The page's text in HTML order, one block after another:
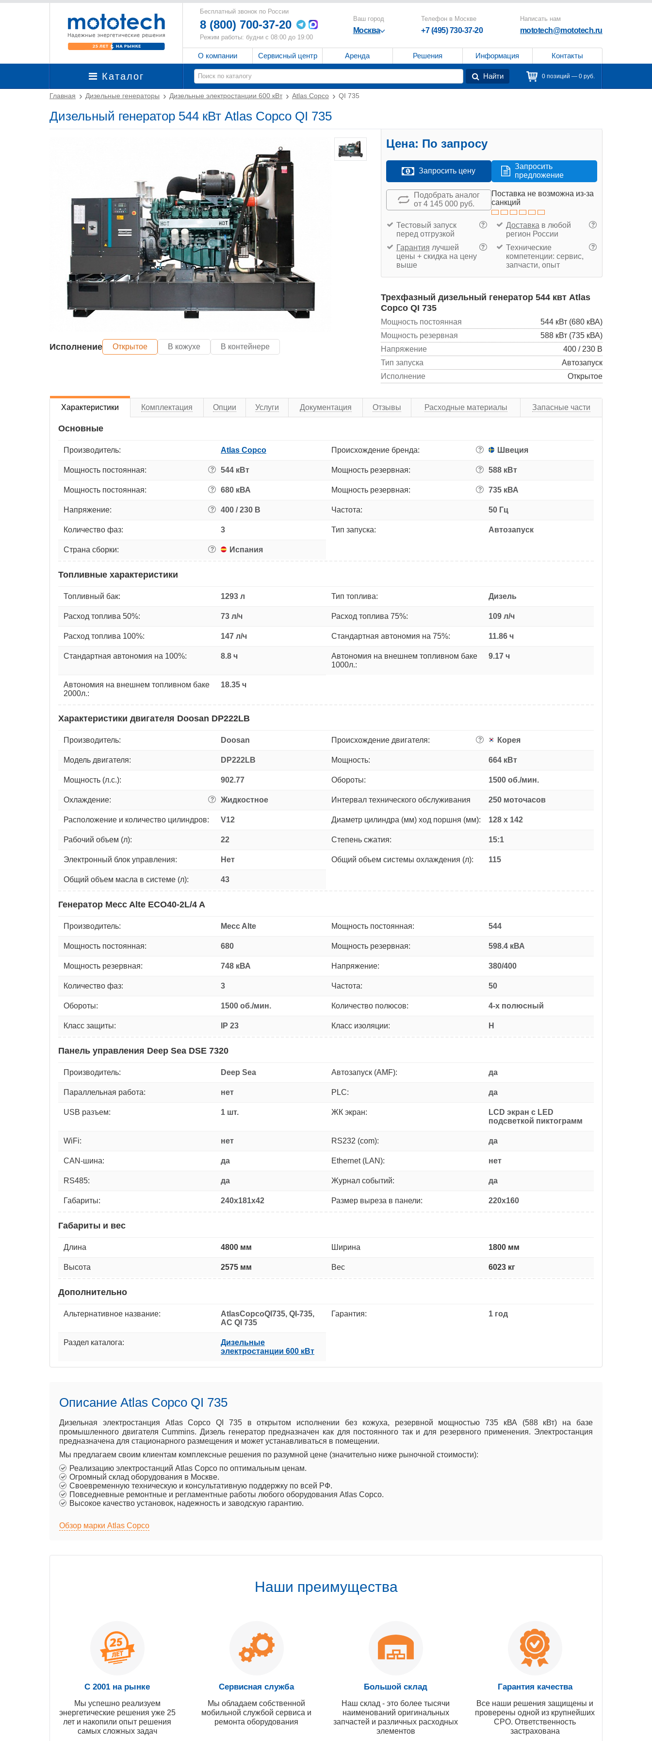
Бесплатный звонок по России
8 (800) 700-37-20
Режим работы: будни с 08:00 до 19:00
Ваш город
Москва
Телефон в Москве
+7 (495) 730-37-20
Написать нам
mototech@mototech.ru
О компании Сервисный центр Аренда Решения Информация Контакты
Каталог Найти 0 позиций — 0 руб.
Главная Дизельные генераторы Дизельные электростанции 600 кВт Atlas Copco QI 735
Дизельный генератор 544 кВт Atlas Copco QI 735
Исполнение Открытое В кожухе В контейнере
Цена: По запросу
Запросить цену
Запросить
предложение
Подобрать аналог
от 4 145 000 руб.
Поставка не возможна из-за
санкций
?
Тестовый запуск
перед отгрузкой
?
Доставка в любой
регион России
?
Гарантия лучшей
цены + скидка на цену
выше
?
Технические
компетенции: сервис,
запчасти, опыт
Трехфазный дизельный генератор 544 квт Atlas
Copco QI 735
Мощность постоянная
544 кВт (680 кВА)
Мощность резервная
588 кВт (735 кВА)
Напряжение
400 / 230 В
Тип запуска
Автозапуск
Исполнение
Открытое
Характеристики Комплектация Опции Услуги Документация Отзывы Расходные материалы Запасные части
Основные
Производитель: Atlas Copco Происхождение бренда: ? Швеция
Мощность постоянная: ? 544 кВт Мощность резервная: ? 588 кВт
Мощность постоянная: ? 680 кВА Мощность резервная: ? 735 кВА
Напряжение: ? 400 / 230 В Частота: 50 Гц
Количество фаз: 3 Тип запуска: Автозапуск
Страна сборки: ? Испания
Топливные характеристики
Топливный бак: 1293 л Тип топлива: Дизель
Расход топлива 50%: 73 л/ч Расход топлива 75%: 109 л/ч
Расход топлива 100%: 147 л/ч Стандартная автономия на 75%: 11.86 ч
Стандартная автономия на 100%: 8.8 ч
Автономия на внешнем топливном баке
1000л.:
9.17 ч
Автономия на внешнем топливном баке
2000л.:
18.35 ч
Характеристики двигателя Doosan DP222LB
Производитель: Doosan Происхождение двигателя: ? Корея
Модель двигателя: DP222LB Мощность: 664 кВт
Мощность (л.с.): 902.77 Обороты: 1500 об./мин.
Охлаждение: ? Жидкостное Интервал технического обслуживания 250 моточасов
Расположение и количество цилиндров: V12 Диаметр цилиндра (мм) ход поршня (мм): 128 x 142
Рабочий объем (л): 22 Степень сжатия: 15:1
Электронный блок управления: Нет Общий объем системы охлаждения (л): 115
Общий объем масла в системе (л): 43
Генератор Mecc Alte ECO40-2L/4 A
Производитель: Mecc Alte Мощность постоянная: 544
Мощность постоянная: 680 Мощность резервная: 598.4 кВА
Мощность резервная: 748 кВА Напряжение: 380/400
Количество фаз: 3 Частота: 50
Обороты: 1500 об./мин. Количество полюсов: 4-х полюсный
Класс защиты: IP 23 Класс изоляции: H
Панель управления Deep Sea DSE 7320
Производитель: Deep Sea Автозапуск (AMF): да
Параллельная работа: нет PLC: да
USB разъем: 1 шт. ЖК экран:
LCD экран с LED
подсветкой пиктограмм
WiFi: нет RS232 (com): да
CAN-шина: да Ethernet (LAN): нет
RS485: да Журнал событий: да
Габариты: 240x181x42 Размер выреза в панели: 220x160
Габариты и вес
Длина 4800 мм Ширина 1800 мм
Высота 2575 мм Вес 6023 кг
Дополнительно
Альтернативное название:
AtlasCopcoQI735, QI-735,
AC QI 735
Гарантия: 1 год
Раздел каталога:
Дизельные
электростанции 600 кВт
Описание Atlas Copco QI 735
Дизельная электростанция Atlas Copco QI 735 в открытом исполнении без кожуха, резервной мощностью 735 кВА (588 кВт) на базе
промышленного двигателя Cummins. Дизель генератор предназначен как для постоянного так и для резервного применения. Электростанция
предназначена для стационарного размещения и может устанавливаться в помещении.
Мы предлагаем своим клиентам комплексные решения по разумной цене (значительно ниже рыночной стоимости):
Реализацию электростанций Atlas Copco по оптимальным ценам.
Огромный склад оборудования в Москве.
Своевременную техническую и консультативную поддержку по всей РФ.
Повседневные ремонтные и регламентные работы любого оборудования Atlas Copco.
Высокое качество установок, надежность и заводскую гарантию.
Обзор марки Atlas Copco
Наши преимущества
С 2001 на рынке
Мы успешно реализуем
энергетические решения уже 25
лет и накопили опыт решения
самых сложных задач
Сервисная служба
Мы обладаем собственной
мобильной службой сервиса и
ремонта оборудования
Большой склад
Наш склад - это более тысячи
наименований оригинальных
запчастей и различных расходных
элементов
Гарантия качества
Все наши решения защищены и
проверены одной из крупнейших
СРО. Ответственность
застрахована